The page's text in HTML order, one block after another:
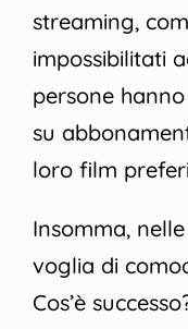
streaming,
impossibilitati
persone
su
loro film
Insomma,
voglia di
Cos’è